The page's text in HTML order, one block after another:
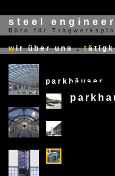
steel
Büro für
wir über uns . t
parkhäuser
X